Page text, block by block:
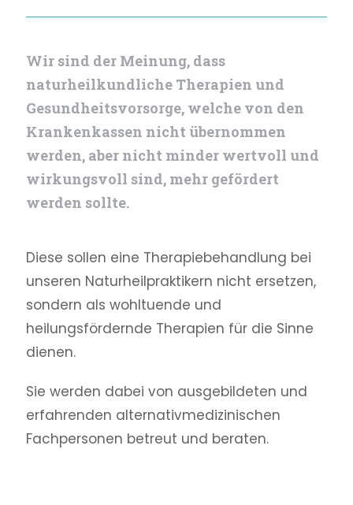
Wir sind der Meinung, dass
naturheilkundliche Therapien und
Gesundheitsvorsorge, welche von den
Krankenkassen nicht übernommen
werden, aber nicht minder wertvoll und
wirkungsvoll sind, mehr gefördert
werden sollte.
Diese sollen eine Therapie­behandlung bei
unseren Naturheilpraktikern nicht ersetzen,
sondern als wohltuende und
heilungsfördernde Therapien für die Sinne
dienen.
Sie werden dabei von aus­gebildeten und
erfahrenden alternativ­medizinischen
Fachpersonen betreut und beraten.